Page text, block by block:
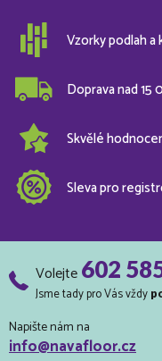
Vzorky podlah a
Doprava nad 15
Skvělé
Sleva pro
Volejte602
Jsme tady pro Vás vždy
Napište nám na
info@navafloor.cz